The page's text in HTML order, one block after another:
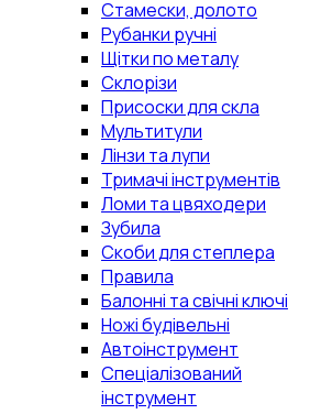
Стамески, долото
Рубанки ручні
Щітки по металу
Склорізи
Присоски для скла
Мультитули
Лінзи та лупи
Тримачі інструментів
Ломи та цвяходери
Зубила
Скоби для степлера
Правила
Балонні та свічні ключі
Ножі будівельні
Автоінструмент
Спеціалізований
інструмент